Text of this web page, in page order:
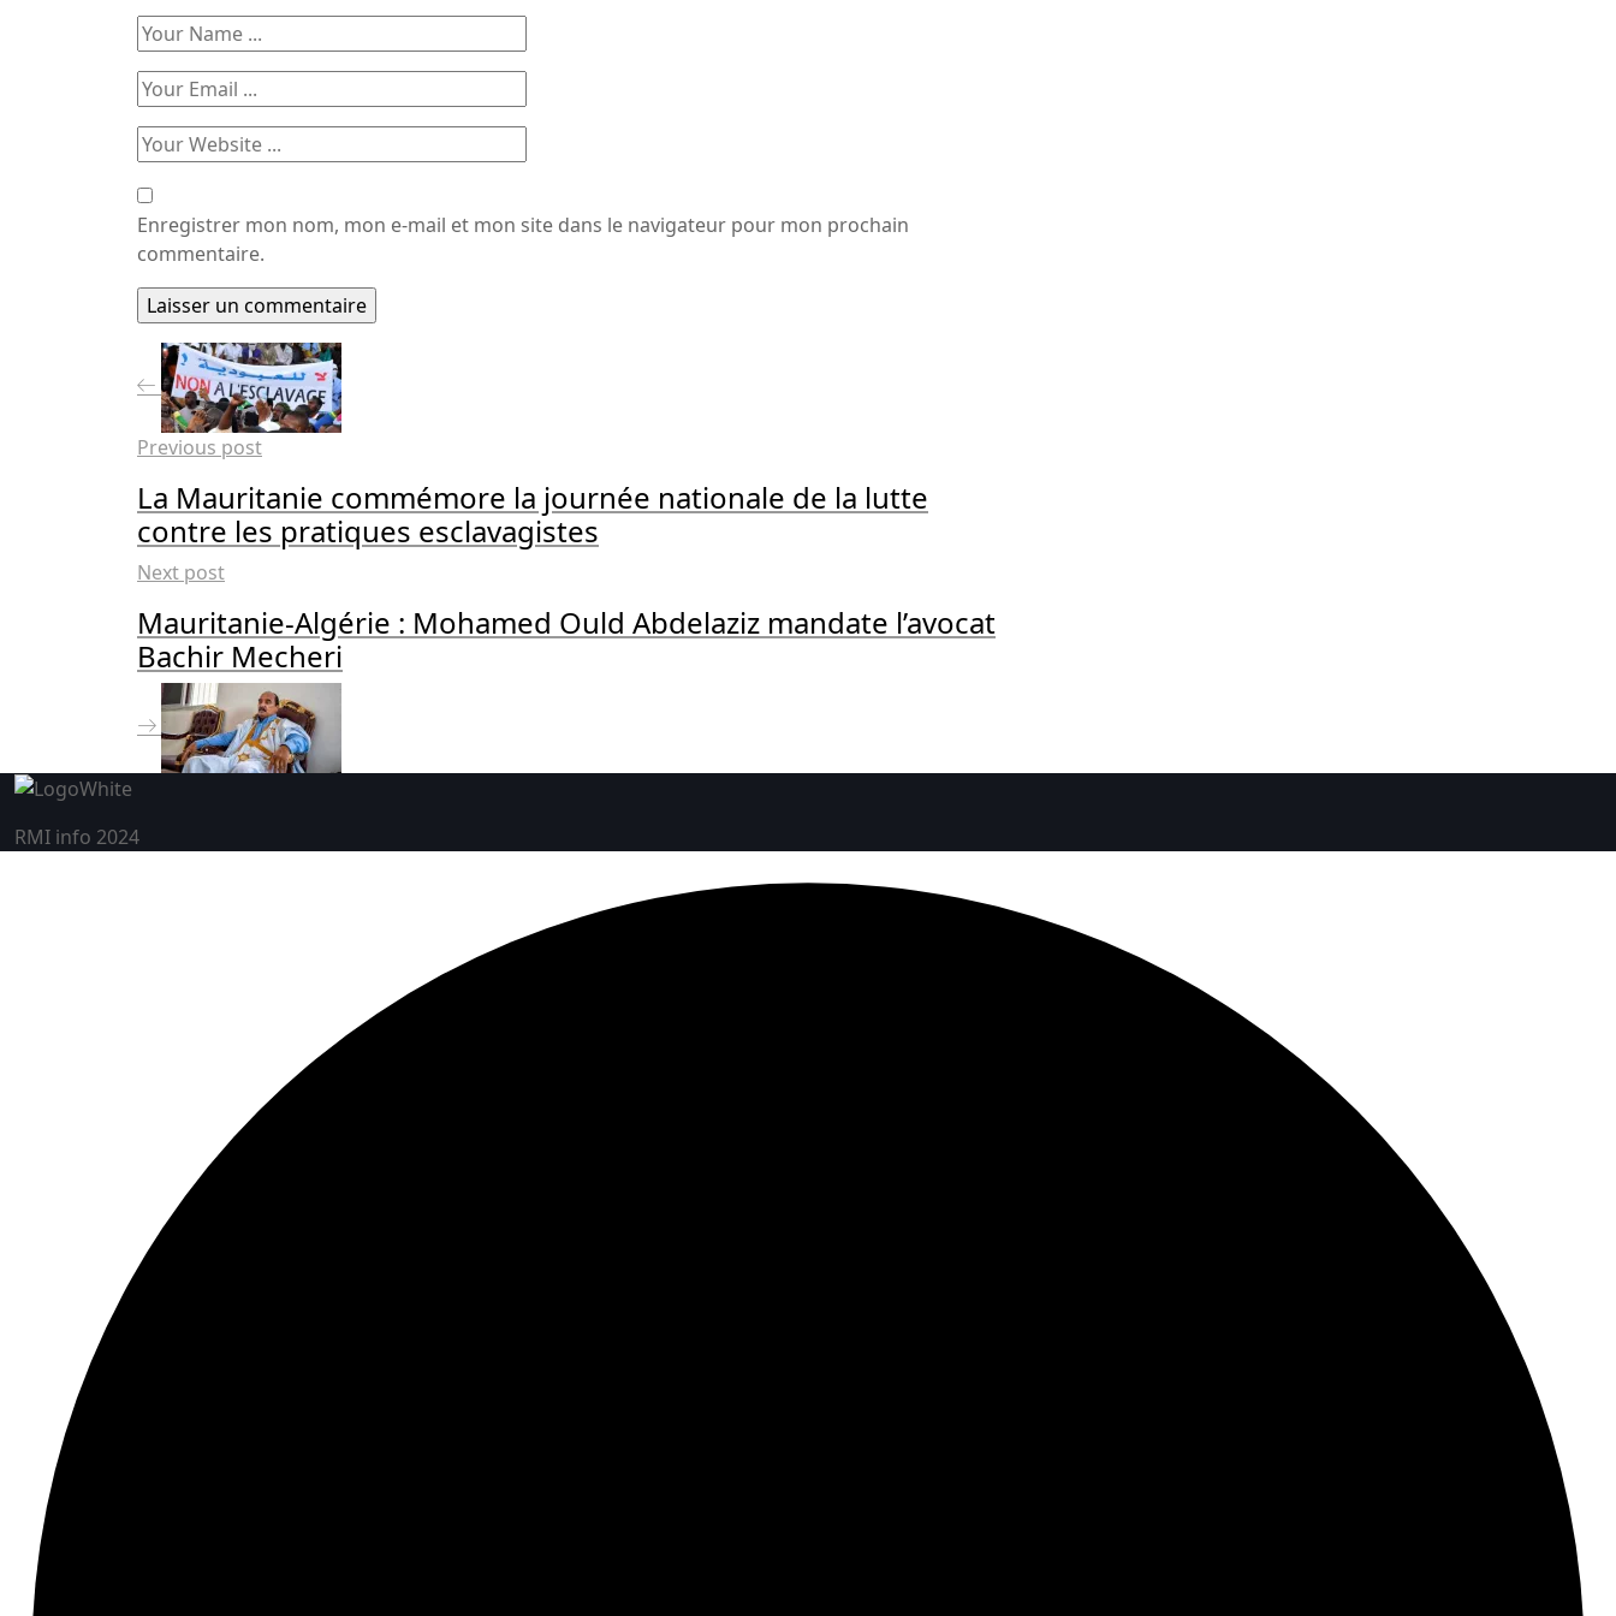
Enregistrer mon nom, mon e-mail et mon site dans le navigateur pour mon prochain
commentaire.
Previous post
La Mauritanie commémore la journée nationale de la lutte
contre les pratiques esclavagistes
Next post
Mauritanie-Algérie : Mohamed Ould Abdelaziz mandate l’avocat
Bachir Mecheri
RMI info 2024